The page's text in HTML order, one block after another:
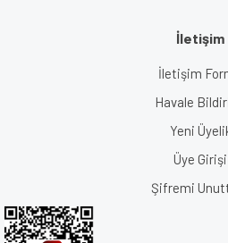
İletişim
İletişim
Havale
Yeni
Üye Girişi
Şifremi